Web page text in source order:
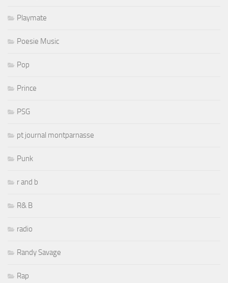
Playmate
Poesie Music
Pop
Prince
PSG
pt journal montparnasse
Punk
r and b
R& B
radio
Randy Savage
Rap